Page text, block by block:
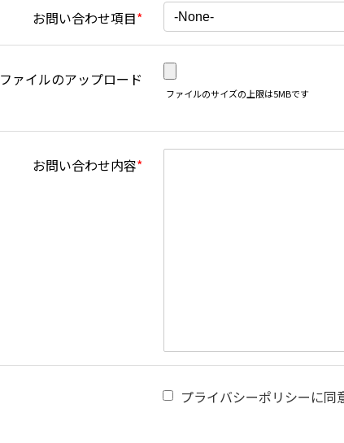
お問い合わせ項目*
ファイルのアップロード
ファイルのサイズの上限は5MBです
お問い合わせ内容*
プライバシーポリシーに同